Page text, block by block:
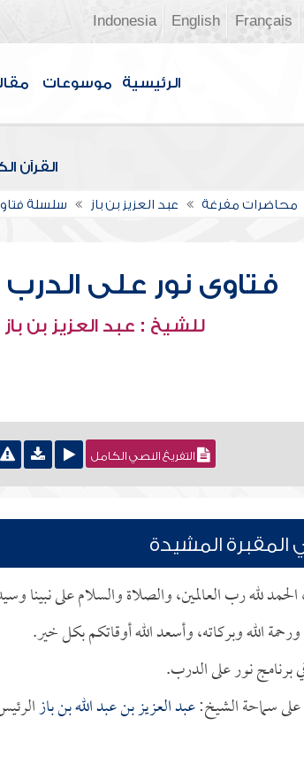
Français
English
Indonesia
الرئيسية موسوعات
القرآن
محاضرات مفرغة عبد العزيز بن باز سلسلة
فتاوى نور على الدرب
للشيخ : عبد العزيز بن باز
التفريغ النصي الكامل
المشيدة
الحمد لله رب العالمين، والصلاة والسلام على
الله وبركاته، وأسعد الله أوقاتكم بكل خير.
نور على الدرب.
على سماحة الشيخ:عبد العزيز بن عبد الله بن باز